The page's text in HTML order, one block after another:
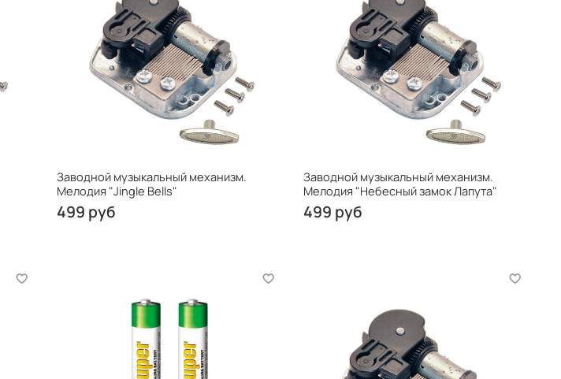
Заводной музыкальный механизм.
Мелодия "Jingle Bells"
499 руб
Заводной музыкальный механизм.
Мелодия "Небесный замок Лапута"
499 руб